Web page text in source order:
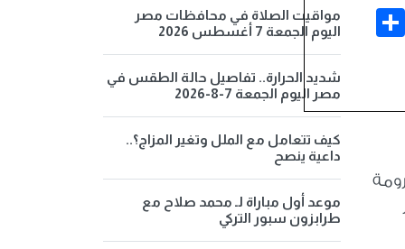
Share
مواقيت الصلاة في محافظات مصر
اليوم الجمعة 7 أغسطس 2026
شديد الحرارة.. تفاصيل حالة الطقس في
مصر اليوم الجمعة 7-8-2026
كيف تتعامل مع الملل وتغير المزاج؟..
داعية ينصح
موعد أول مباراة لـ محمد صلاح مع
طرابزون سبور التركي